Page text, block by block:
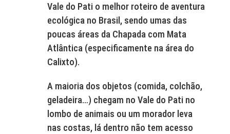
Vale do Pati o melhor roteiro de aventura
ecológica no Brasil, sendo umas das
poucas áreas da Chapada com Mata
Atlântica (especificamente na área do
Calixto).
A maioria dos objetos (comida, colchão,
geladeira…) chegam no Vale do Pati no
lombo de animais ou um morador leva
nas costas, lá dentro não tem acesso